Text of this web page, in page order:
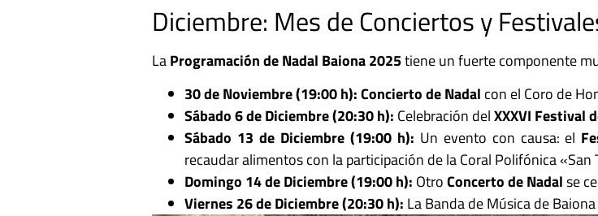
Diciembre: Mes de Conciertos y
LaProgramación de Nadal Baiona 2025tiene un fuerte componente
30 de Noviembre (19:00 h):Concierto de Nadal con el Coro de
Sábado 6 de Diciembre (20:30 h): Celebración delXXXVI Festival
Sábado 13 de Diciembre (19:00 h): Un evento con causa: el
recaudar alimentos con la participación de la Coral Polifónica
Domingo 14 de Diciembre (19:00 h): OtroConcerto de Nadalse
Viernes 26 de Diciembre (20:30 h): La Banda de Música de